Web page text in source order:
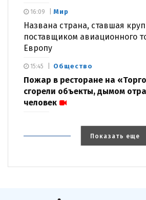
Мир
Названа страна, ставшая
поставщиком авиационного
Европу
16:09
Общество
Пожар в ресторане на
сгорели объекты, дымом
человек
15:45
Показать еще